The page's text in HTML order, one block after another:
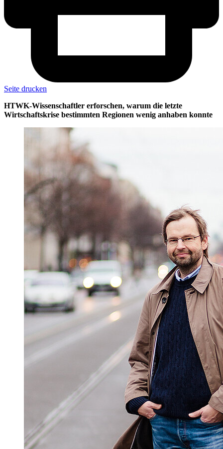
Seite drucken
HTWK-Wissenschaftler erforschen, warum die letzte
Wirtschaftskrise bestimmten Regionen wenig anhaben konnte